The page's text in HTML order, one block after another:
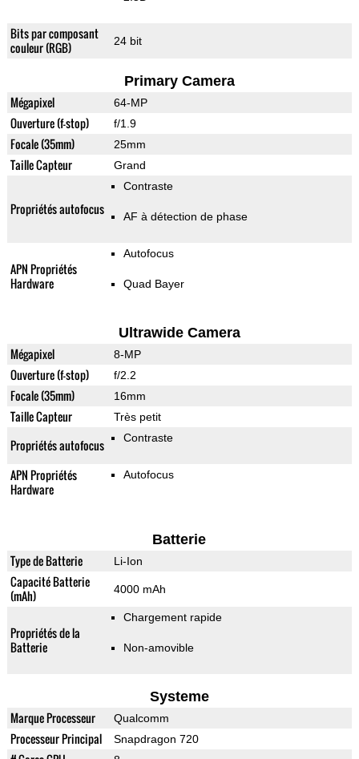
Bits par composant
couleur (RGB)
24 bit
Primary Camera
Mégapixel 64-MP
Ouverture (f-stop) f/1.9
Focale (35mm) 25mm
Taille Capteur Grand
Propriétés autofocus
Contraste
AF à détection de phase
APN Propriétés
Hardware
Autofocus
Quad Bayer
Ultrawide Camera
Mégapixel 8-MP
Ouverture (f-stop) f/2.2
Focale (35mm) 16mm
Taille Capteur Très petit
Propriétés autofocus Contraste
APN Propriétés
Hardware
Autofocus
Batterie
Type de Batterie Li-Ion
Capacité Batterie
(mAh)
4000 mAh
Propriétés de la
Batterie
Chargement rapide
Non-amovible
Systeme
Marque Processeur Qualcomm
Processeur Principal Snapdragon 720